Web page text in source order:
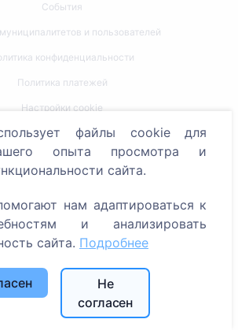
События
и пользователей
конфиденциальности
Политика платежей
Настройки cookie
Поиск
Поиск усопших
Услуги
Контакты
"CEMETY", LV40103618951
файлы cookie для
опыта просмотра и
сайта.
нам адаптироваться к
и анализировать
сайта. Подробнее
Не
согласен